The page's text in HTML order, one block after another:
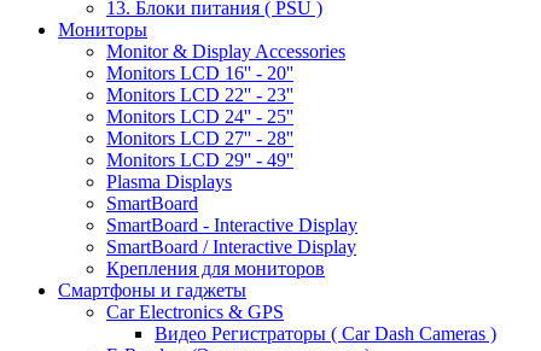
13. Блоки питания ( PSU )
Мониторы
Monitor & Display Accessories
Monitors LCD 16'' - 20''
Monitors LCD 22'' - 23''
Monitors LCD 24'' - 25''
Monitors LCD 27'' - 28''
Monitors LCD 29'' - 49''
Plasma Displays
SmartBoard
SmartBoard - Interactive Display
SmartBoard / Interactive Display
Крепления для мониторов
Смартфоны и гаджеты
Car Electronics & GPS
Видео Регистраторы ( Car Dash Cameras )